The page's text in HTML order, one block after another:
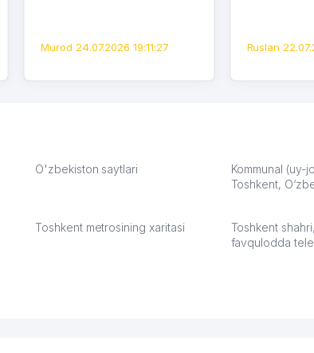
Murod 24.07.2026 19:11:27 Ruslan
O'zbekiston saytlari
Kommunal (uy-
Toshkent,
Toshkent metrosining xaritasi
Toshkent
favqulodda